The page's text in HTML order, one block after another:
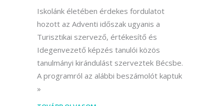
Iskolánk életében érdekes fordulatot
hozott az Adventi időszak ugyanis a
Turisztikai szervező, értékesítő és
Idegenvezető képzés tanulói közös
tanulmányi kirándulást szerveztek Bécsbe.
A programról az alábbi beszámolót kaptuk